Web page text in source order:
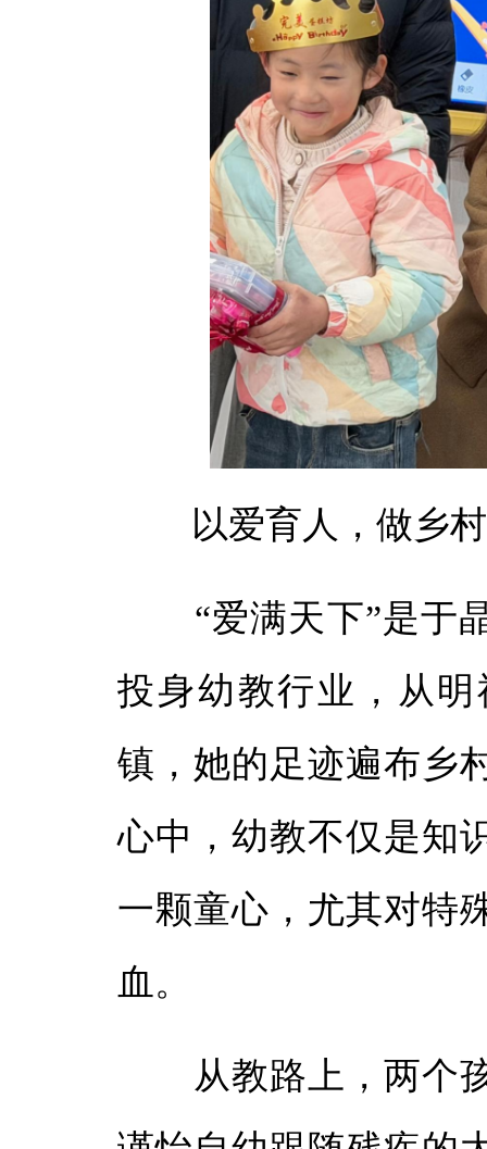
以爱育人，做乡村
“爱满天下”是于晶
投身幼教行业，从
镇，她的足迹遍布乡
心中，幼教不仅是知
一颗童心，尤其对特
血。
从教路上，两个孩